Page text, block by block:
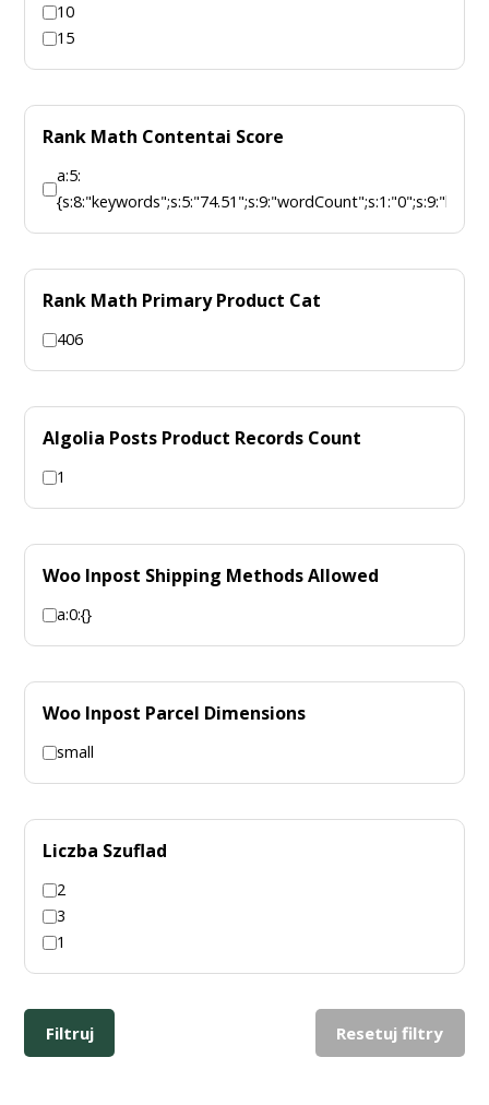
10
15
Rank Math Contentai Score
a:5:
Rank Math Primary Product Cat
406
Algolia Posts Product Records Count
1
Woo Inpost Shipping Methods Allowed
a:0:{}
Woo Inpost Parcel Dimensions
small
Liczba Szuflad
2
3
1
Filtruj Resetuj filtry